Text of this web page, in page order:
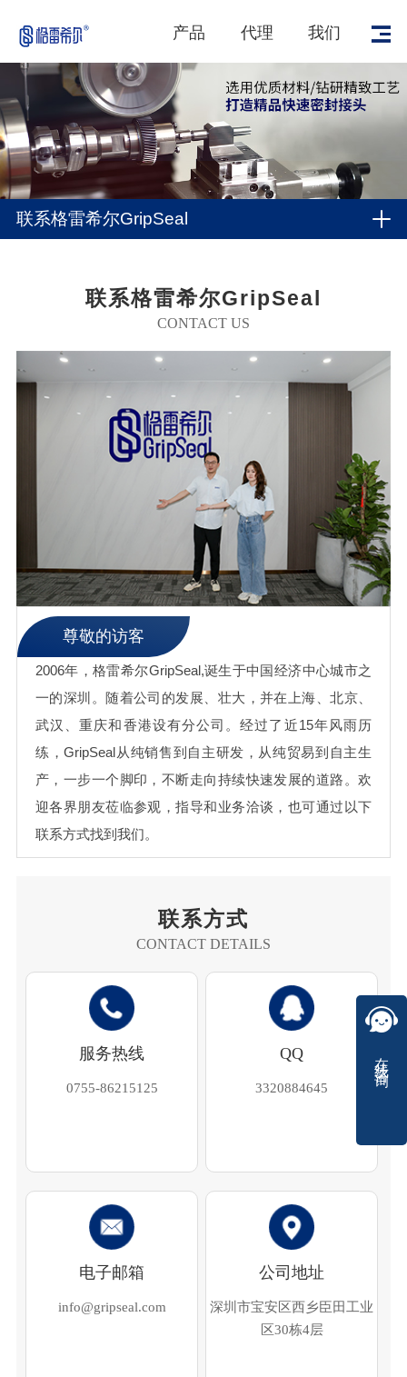
产品 代理 我们
联系格雷希尔GripSeal
联系格雷希尔GripSeal
CONTACT US
尊敬的访客
2006年，格雷希尔GripSeal,诞生于中国经济中心城市之
一的深圳。随着公司的发展、壮大，并在上海、北京、
武汉、重庆和香港设有分公司。经过了近15年风雨历
练，GripSeal从纯销售到自主研发，从纯贸易到自主生
产，一步一个脚印，不断走向持续快速发展的道路。欢
迎各界朋友莅临参观，指导和业务洽谈，也可通过以下
联系方式找到我们。
联系方式
CONTACT DETAILS
服务热线
0755-86215125
QQ
3320884645
电子邮箱
info@gripseal.com
公司地址
深圳市宝安区西乡臣田工业
区30栋4层
在线咨询